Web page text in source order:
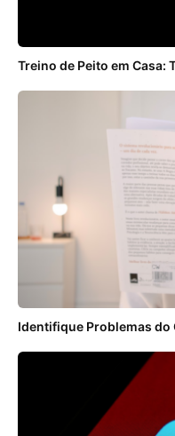
Treino de Peito em Casa:
Identifique Problemas do